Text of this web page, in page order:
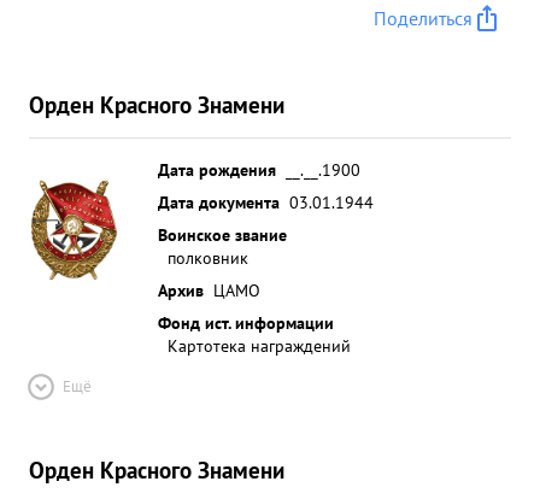
Поделиться
Орден Красного Знамени
Дата рождения
__.__.1900
Дата документа 03.01.1944
Воинское звание
полковник
Архив ЦАМО
Фонд ист. информации
Картотека награждений
Ещё
Орден Красного Знамени